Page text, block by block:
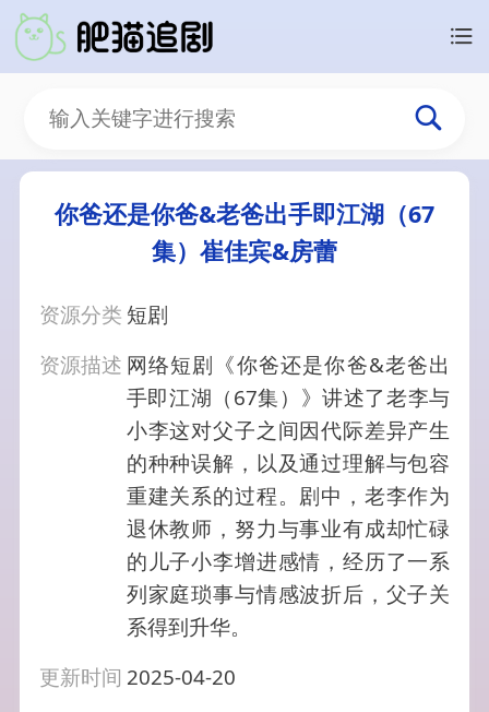
你爸还是你爸&老爸出手即江湖（67
集）崔佳宾&房蕾
资源分类 短剧
资源描述 网络短剧《你爸还是你爸&老爸出
手即江湖（67集）》讲述了老李与
小李这对父子之间因代际差异产生
的种种误解，以及通过理解与包容
重建关系的过程。剧中，老李作为
退休教师，努力与事业有成却忙碌
的儿子小李增进感情，经历了一系
列家庭琐事与情感波折后，父子关
系得到升华。
更新时间 2025-04-20